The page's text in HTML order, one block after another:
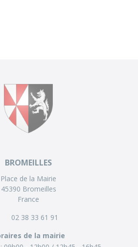
BROMEILLES
Place de la Mairie
45390 Bromeilles
France
02 38 33 61 91
de la mairie